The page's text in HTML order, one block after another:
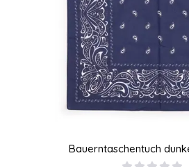
Bauerntaschentuch